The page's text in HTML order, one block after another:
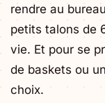
rendre au
petits talons de
vie. Et pour se
de baskets ou
choix.